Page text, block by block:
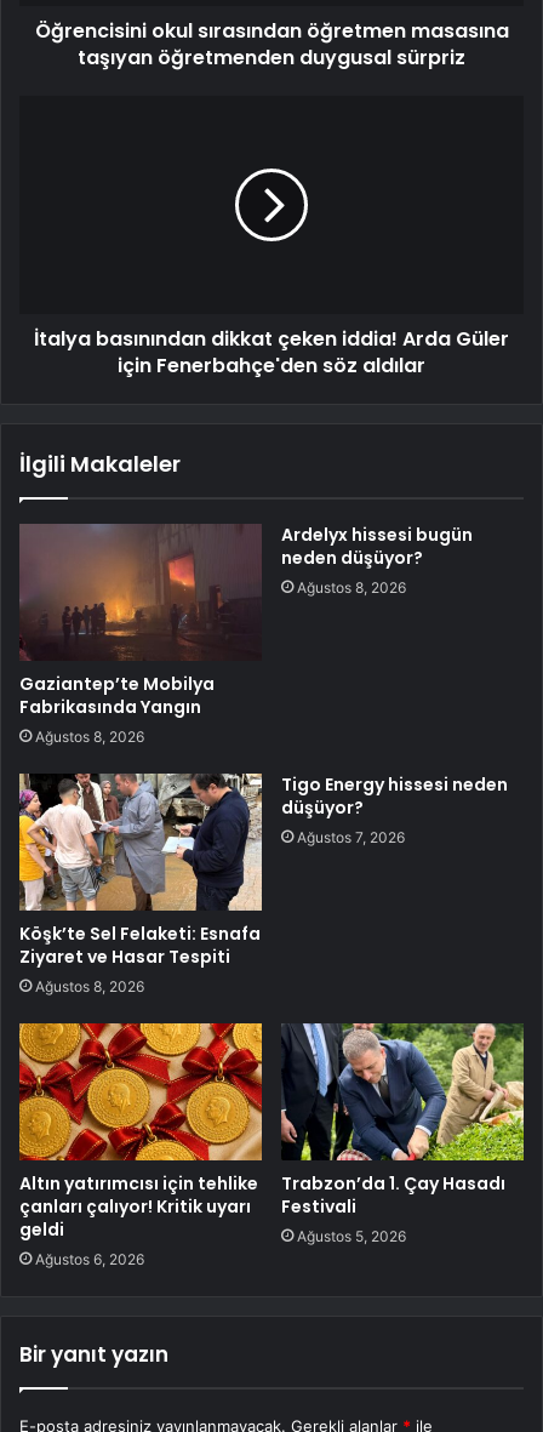
Öğrencisini okul sırasından öğretmen masasına
taşıyan öğretmenden duygusal sürpriz
İtalya basınından dikkat çeken iddia! Arda Güler
için Fenerbahçe'den söz aldılar
İlgili Makaleler
Gaziantep’te Mobilya
Fabrikasında Yangın
Ağustos 8, 2026
Ardelyx hissesi bugün
neden düşüyor?
Ağustos 8, 2026
Köşk’te Sel Felaketi: Esnafa
Ziyaret ve Hasar Tespiti
Ağustos 8, 2026
Tigo Energy hissesi neden
düşüyor?
Ağustos 7, 2026
Altın yatırımcısı için tehlike
çanları çalıyor! Kritik uyarı
geldi
Ağustos 6, 2026
Trabzon’da 1. Çay Hasadı
Festivali
Ağustos 5, 2026
Bir yanıt yazın
E-posta adresiniz yayınlanmayacak. Gerekli alanlar * ile